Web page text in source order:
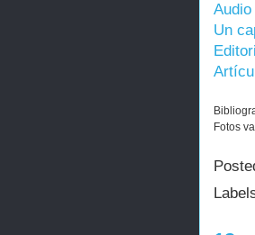
Un
Fotos